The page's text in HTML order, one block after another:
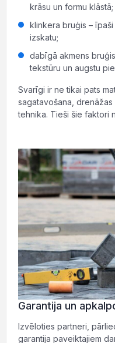
krāsu un formu klāstā;
klinkera bruģis –
izskatu;
dabīgā akmens
tekstūru un augstu
Svarīgi ir ne tikai pats
sagatavošana,
tehnika. Tieši šie faktori
Garantija un
Izvēloties partneri,
garantija paveiktajiem